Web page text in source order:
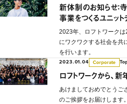
新体制のお知らせ
事業をつくるユニット
2023年、ロフトワーク
にワクワクする社会を共
を行います。
2023.01.04 Corporate
ロフトワークから、
あけましておめでとうご
のご挨拶をお届けします。